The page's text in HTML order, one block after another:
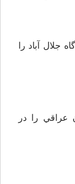
جلال آباد را
عراقي را در